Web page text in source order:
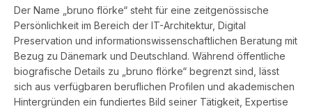
Der Name „bruno flörke“ steht für eine zeitgenössische
Persönlichkeit im Bereich der IT-Architektur, Digital
Preservation und informationswissenschaftlichen Beratung mit
Bezug zu Dänemark und Deutschland. Während öffentliche
biografische Details zu „bruno flörke“ begrenzt sind, lässt
sich aus verfügbaren beruflichen Profilen und akademischen
Hintergründen ein fundiertes Bild seiner Tätigkeit, Expertise